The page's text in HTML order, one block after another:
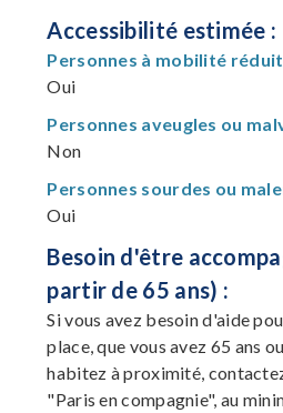
Accessibilité estimée :
Personnes à mobilité
Oui
Personnes aveugles ou
Non
Personnes sourdes ou
Oui
Besoin d'être
partir de 65 ans) :
Si vous avez besoin d'aide
place, que vous avez 65 ans
habitez à proximité,
"Paris en compagnie", au